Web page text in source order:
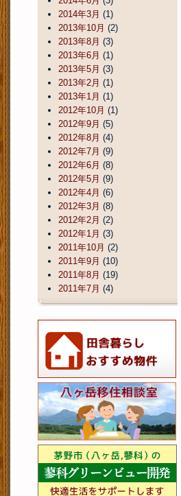
2014年3月 (1)
2013年10月 (2)
2013年8月 (3)
2013年6月 (1)
2013年5月 (3)
2013年2月 (1)
2013年1月 (1)
2012年10月 (1)
2012年9月 (5)
2012年8月 (4)
2012年7月 (9)
2012年6月 (8)
2012年5月 (9)
2012年4月 (6)
2012年3月 (8)
2012年2月 (2)
2012年1月 (3)
2011年10月 (2)
2011年9月 (10)
2011年8月 (19)
2011年7月 (4)